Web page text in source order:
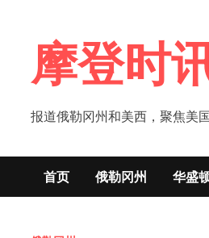
content摩登时
报道俄勒冈州和美西，聚焦美
首页 俄勒冈州 华盛